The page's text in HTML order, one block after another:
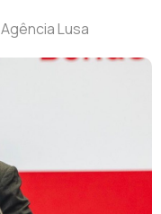
Agência Lusa